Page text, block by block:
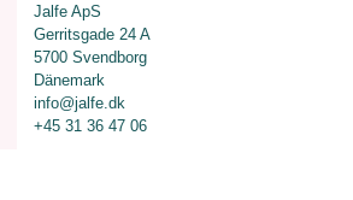
Jalfe ApS
Gerritsgade 24 A
5700 Svendborg
Dänemark
info@jalfe.dk
+45 31 36 47 06